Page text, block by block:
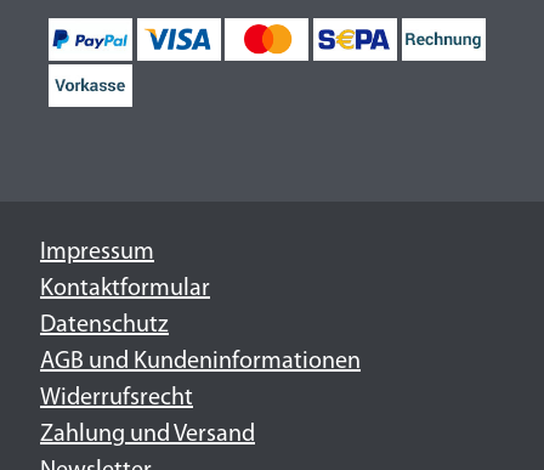
Impressum
Kontaktformular
Datenschutz
AGB und Kundeninformationen
Widerrufsrecht
Zahlung und Versand